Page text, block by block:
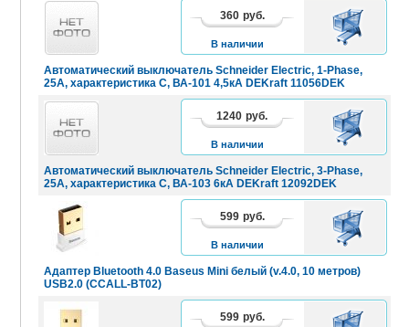
Автоматический выключатель Schneider Electric, 1-Рhase,
25А, характеристика C, ВА-101 4,5кА DEKraft 11056DEK
360 руб.
В наличии
В
КОРЗИНУ
Автоматический выключатель Schneider Electric, 3-Рhase,
25А, характеристика C, ВА-103 6кА DEKraft 12092DEK
1240 руб.
В наличии
В
КОРЗИНУ
Адаптер Bluetooth 4.0 Baseus Mini белый (v.4.0, 10 метров)
USB2.0 (CCALL-BT02)
599 руб.
В наличии
В
КОРЗИНУ
599 руб.
В